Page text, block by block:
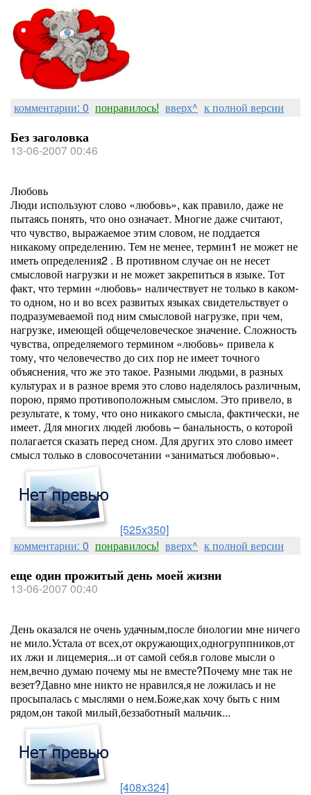
комментарии: 0 понравилось! вверх^ к полной версии
Без заголовка
13-06-2007 00:46
Любовь
Люди используют слово «любовь», как правило, даже не
пытаясь понять, что оно означает. Многие даже считают,
что чувство, выражаемое этим словом, не поддается
никакому определению. Тем не менее, термин1 не может не
иметь определения2 . В противном случае он не несет
смысловой нагрузки и не может закрепиться в языке. Тот
факт, что термин «любовь» наличествует не только в каком-
то одном, но и во всех развитых языках свидетельствует о
подразумеваемой под ним смысловой нагрузке, при чем,
нагрузке, имеющей общечеловеческое значение. Сложность
чувства, определяемого термином «любовь» привела к
тому, что человечество до сих пор не имеет точного
объяснения, что же это такое. Разными людьми, в разных
культурах и в разное время это слово наделялось различным,
порою, прямо противоположным смыслом. Это привело, в
результате, к тому, что оно никакого смысла, фактически, не
имеет. Для многих людей любовь – банальность, о которой
полагается сказать перед сном. Для других это слово имеет
смысл только в словосочетании «заниматься любовью».
[525x350]
комментарии: 0 понравилось! вверх^ к полной версии
еще один прожитый день моей жизни
13-06-2007 00:40
День оказался не очень удачным,после биологии мне ничего
не мило.Устала от всех,от окружающих,одногруппников,от
их лжи и лицемерия...и от самой себя.в голове мысли о
нем,вечно думаю почему мы не вместе?Почему мне так не
везет?Давно мне никто не нравился,я не ложилась и не
просыпалась с мыслями о нем.Боже,как хочу быть с ним
рядом,он такой милый,беззаботный мальчик...
[408x324]